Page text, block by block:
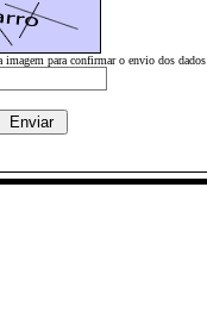
imagem para confirmar o envio dos dados